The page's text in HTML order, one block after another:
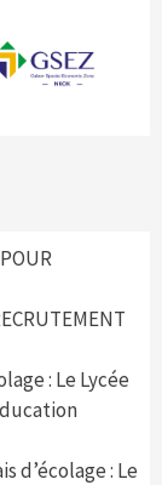
: Le Lycée
d’écolage : Le